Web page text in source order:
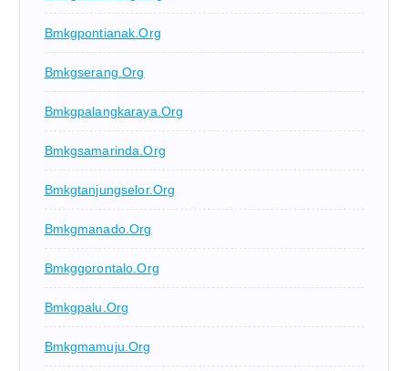
Bmkgpontianak.org
Bmkgserang.org
Bmkgpalangkaraya.org
Bmkgsamarinda.org
Bmkgtanjungselor.org
Bmkgmanado.org
Bmkggorontalo.org
Bmkgpalu.org
Bmkgmamuju.org